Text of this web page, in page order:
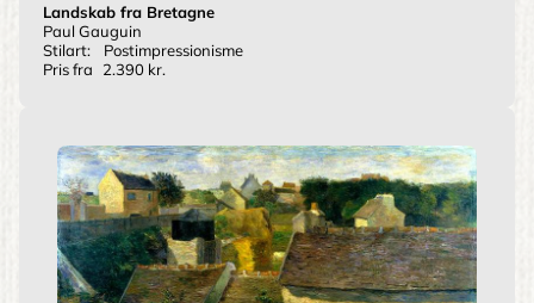
Landskab fra Bretagne
Paul Gauguin
Stilart:
Postimpressionisme
Pris fra
2.390 kr.